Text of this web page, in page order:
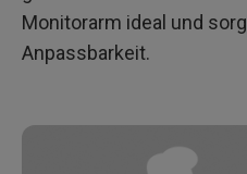
Monitorarm ideal und
Anpassbarkeit.